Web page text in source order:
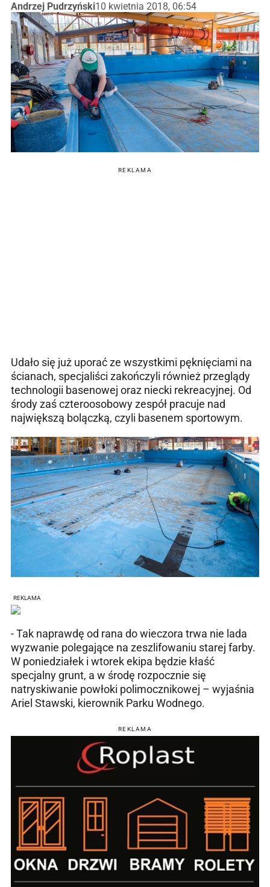
Andrzej Pudrzyński10 kwietnia 2018, 06:54
REKLAMA
Udało się już uporać ze wszystkimi pęknięciami na
ścianach, specjaliści zakończyli również przeglądy
technologii basenowej oraz niecki rekreacyjnej. Od
środy zaś czteroosobowy zespół pracuje nad
największą bolączką, czyli basenem sportowym.
REKLAMA
- Tak naprawdę od rana do wieczora trwa nie lada
wyzwanie polegające na zeszlifowaniu starej farby.
W poniedziałek i wtorek ekipa będzie kłaść
specjalny grunt, a w środę rozpocznie się
natryskiwanie powłoki polimocznikowej – wyjaśnia
Ariel Stawski, kierownik Parku Wodnego.
REKLAMA